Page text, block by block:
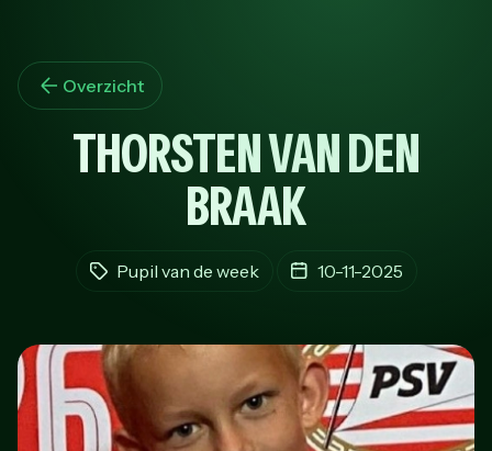
Overzicht
THORSTEN VAN DEN
BRAAK
Pupil van de week 10-11-2025